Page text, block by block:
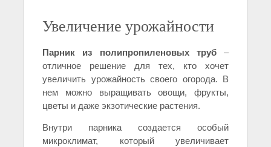
Увеличение урожайности
Парник из полипропиленовых труб–
отличное решение для тех, кто хочет
увеличить урожайность своего огорода. В
нем можно выращивать овощи, фрукты,
цветы и даже экзотические растения.
Внутри парника создается особый
микроклимат, который увеличивает